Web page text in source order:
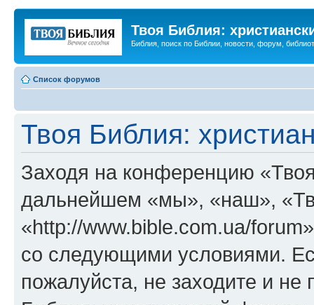
Твоя Библия:
Библия, поиск по Библии, новости, форум,
Список форумов
Твоя Библия:
Заходя на конференцию
дальнейшем «мы», «наш»,
«http://www.bible.com.ua/
со следующими условиями.
пожалуйста, не заходите и